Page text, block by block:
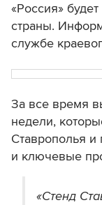
«Россия»
страны.
службе
За все время
недели,
Ставрополья и
и ключевые
«Стенд